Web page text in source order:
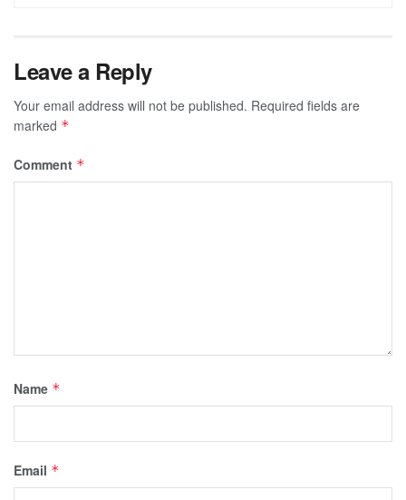
Leave a Reply
Your email address will not be published. Required fields are
marked *
Comment *
Name *
Email *